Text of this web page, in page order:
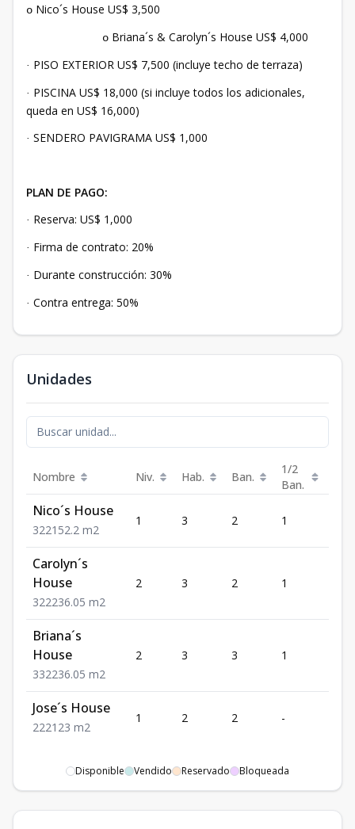
o Nico´s House US$ 3,500
o Briana´s & Carolyn´s House US$ 4,000
· PISO EXTERIOR US$ 7,500 (incluye techo de terraza)
· PISCINA US$ 18,000 (si incluye todos los adicionales,
queda en US$ 16,000)
· SENDERO PAVIGRAMA US$ 1,000
PLAN DE PAGO:
· Reserva: US$ 1,000
· Firma de contrato: 20%
· Durante construcción: 30%
· Contra entrega: 50%
Unidades
Nombre Niv. Hab. Ban.
1/2
Ban.
Nico´s House
322152.2 m2
1 3 2 1
Carolyn´s
House
322236.05 m2
2 3 2 1
Briana´s
House
332236.05 m2
2 3 3 1
Jose´s House
222123 m2
1 2 2 -
Disponible Vendido Reservado Bloqueada